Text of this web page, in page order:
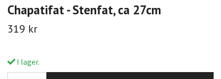
Chapatifat - Stenfat, ca 27cm
319 kr
I lager.